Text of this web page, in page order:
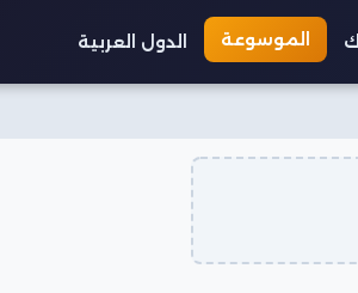
الموسوعة الدول العربية